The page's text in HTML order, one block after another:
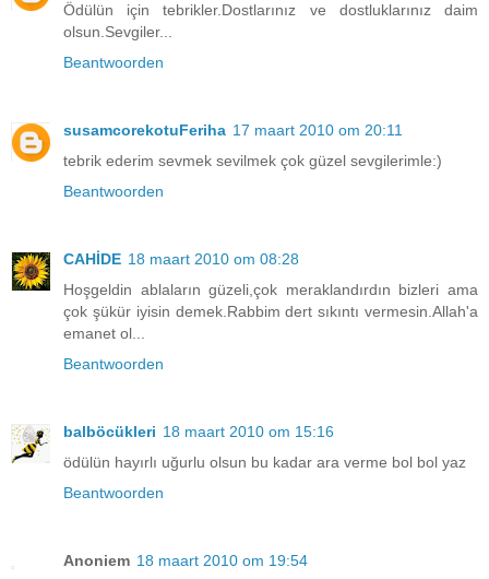
Ödülün için tebrikler.Dostlarınız ve dostluklarınız daim
olsun.Sevgiler...
Beantwoorden
susamcorekotuFeriha 17 maart 2010 om 20:11
tebrik ederim sevmek sevilmek çok güzel sevgilerimle:)
Beantwoorden
CAHİDE 18 maart 2010 om 08:28
Hoşgeldin ablaların güzeli,çok meraklandırdın bizleri ama
çok şükür iyisin demek.Rabbim dert sıkıntı vermesin.Allah'a
emanet ol...
Beantwoorden
balböcükleri 18 maart 2010 om 15:16
ödülün hayırlı uğurlu olsun bu kadar ara verme bol bol yaz
Beantwoorden
Anoniem 18 maart 2010 om 19:54